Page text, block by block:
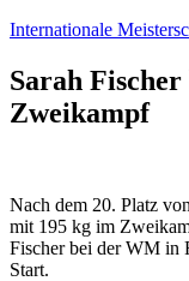
Internationale
Sarah
Zweikampf
Nach dem 20. Platz
mit 195 kg im
Fischer bei der WM in
Start.